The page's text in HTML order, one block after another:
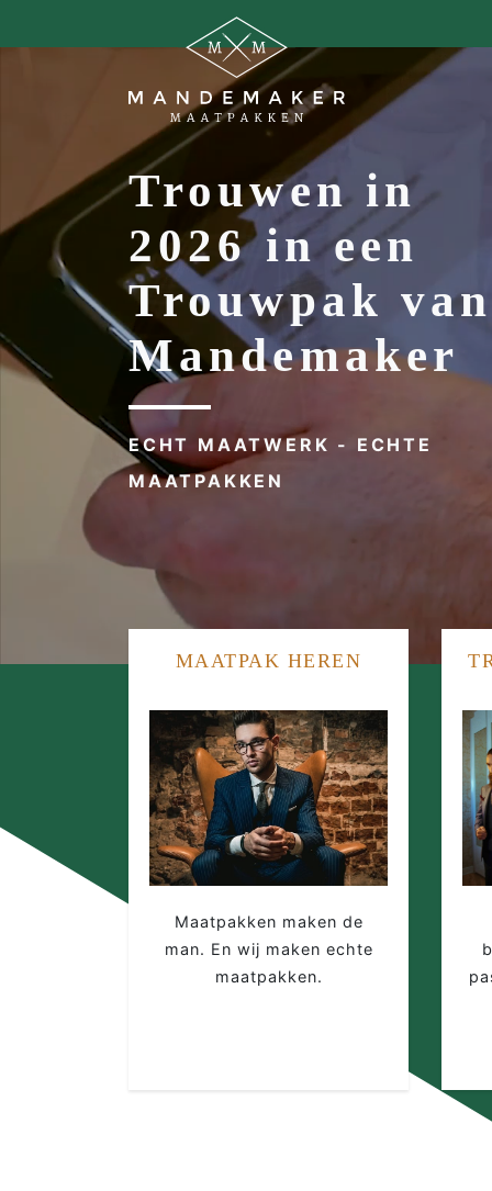
Trouwen in
2026 in een
Trouwpak van
Mandemaker
ECHT MAATWERK - ECHTE
MAATPAKKEN
MAATPAK HEREN
Maatpakken maken de
man. En wij maken echte
maatpakken.